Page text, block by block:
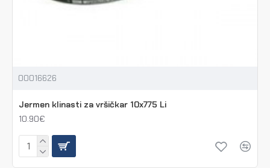
00016626
Jermen klinasti za vršičkar 10x775 Li
10.90€